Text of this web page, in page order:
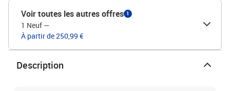
coussins d'assise6 coussins de dossier
Voir toutes les autres offres 1
1 Neuf —
À partir de 250,99 €
Description